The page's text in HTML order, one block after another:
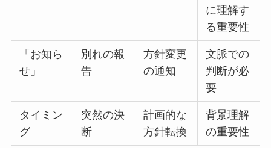
に理解す
る重要性
「お知ら
せ」
別れの報
告
方針変更
の通知
文脈での
判断が必
要
タイミン
グ
突然の決
断
計画的な
方針転換
背景理解
の重要性